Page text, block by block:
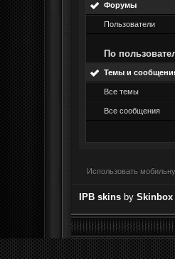
Форумы
Пользователи
По
Темы и
Все темы
Все сообщения
Использовать
IPB skins by Skinbox